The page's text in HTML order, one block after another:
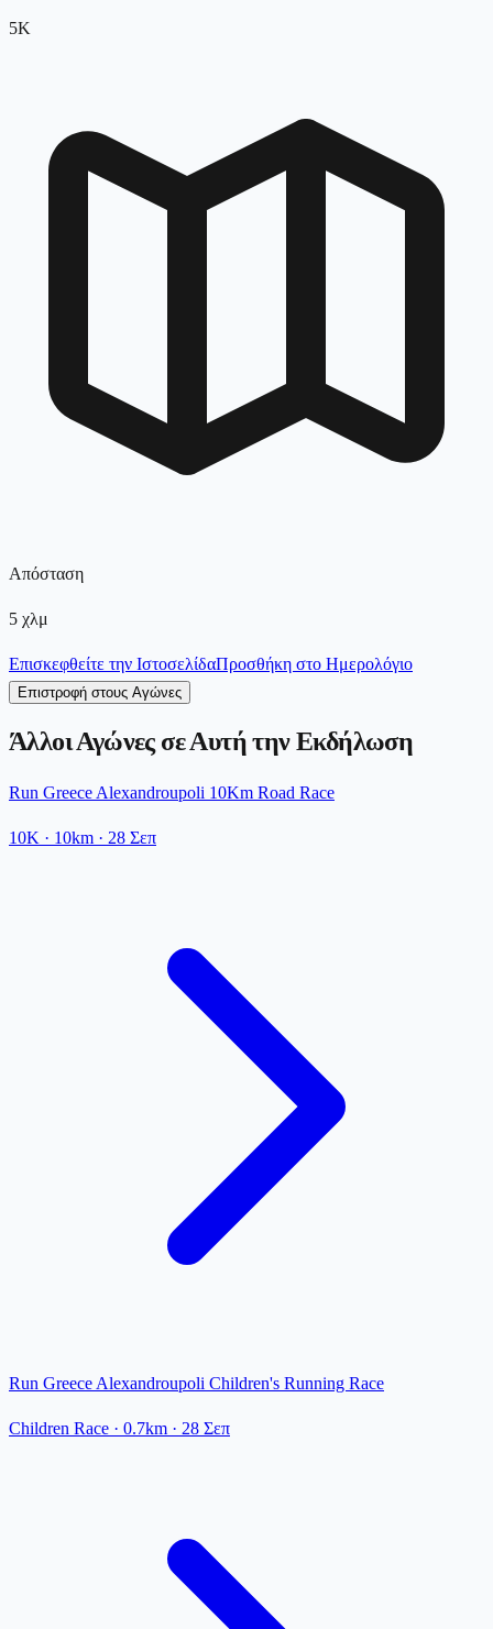
5K
Απόσταση
5 χλμ
Επισκεφθείτε την ΙστοσελίδαΠροσθήκη στο Ημερολόγιο
Επιστροφή στους Αγώνες
Άλλοι Αγώνες σε Αυτή την Εκδήλωση
Run Greece Alexandroupoli 10Km Road Race
10K · 10km · 28 Σεπ
Run Greece Alexandroupoli Children's Running Race
Children Race · 0.7km · 28 Σεπ